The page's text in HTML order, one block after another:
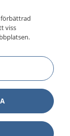
förbättrad
viss